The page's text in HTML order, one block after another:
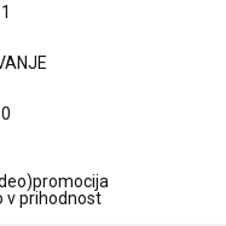
v prihodnost